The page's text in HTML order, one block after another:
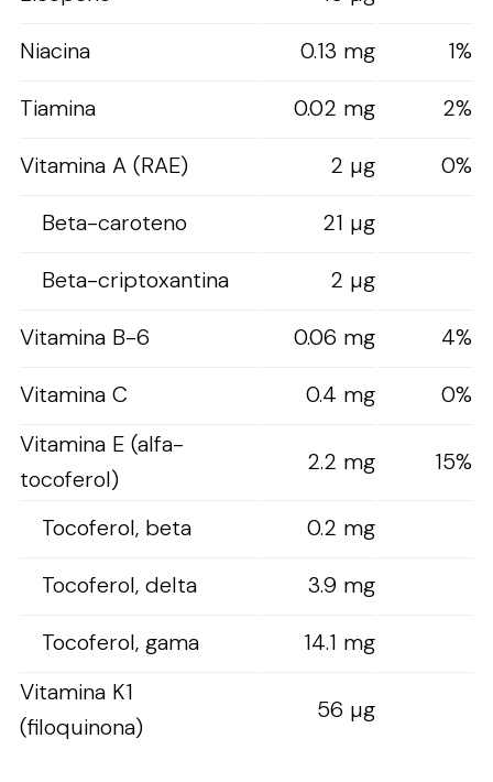
Niacina
0.13 mg
1%
Tiamina
0.02 mg
2%
Vitamina A (RAE)
2 µg
0%
Beta-caroteno
21 µg
Beta-criptoxantina
2 µg
Vitamina B-6
0.06 mg
4%
Vitamina C
0.4 mg
0%
Vitamina E (alfa-
tocoferol)
2.2 mg 15%
Tocoferol, beta
0.2 mg
Tocoferol, delta
3.9 mg
Tocoferol, gama
14.1 mg
Vitamina K1
(filoquinona)
56 µg